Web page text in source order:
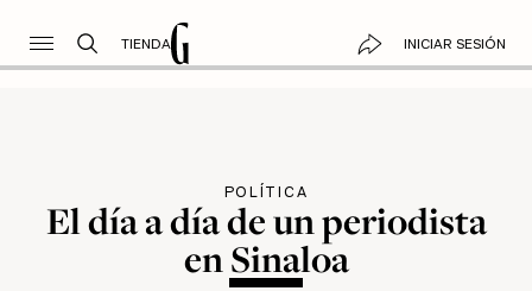
TIENDA INICIAR SESIÓN
POLÍTICA
El día a día de un periodista
en Sinaloa